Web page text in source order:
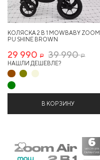
КОЛЯСКА 2 В 1 MOWBABY ZOOM
PU SHINE BROWN
29 990 Р 39 990Р
НАШЛИ ДЕШЕВЛЕ?
В КОРЗИНУ
23%